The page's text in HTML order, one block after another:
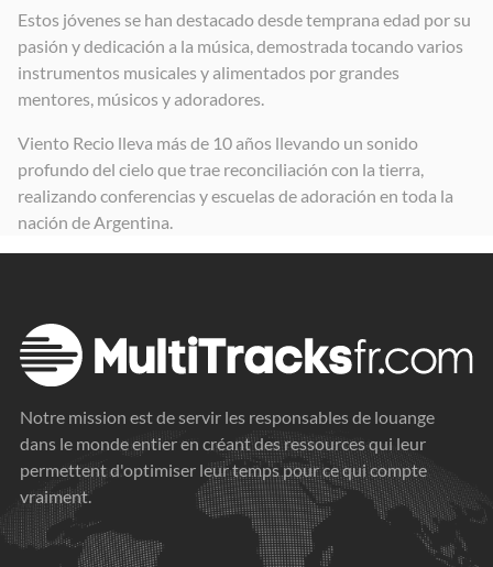
Estos jóvenes se han destacado desde temprana edad por su
pasión y dedicación a la música, demostrada tocando varios
instrumentos musicales y alimentados por grandes
mentores, músicos y adoradores.
Viento Recio lleva más de 10 años llevando un sonido
profundo del cielo que trae reconciliación con la tierra,
realizando conferencias y escuelas de adoración en toda la
nación de Argentina.
Notre mission est de servir les responsables de louange
dans le monde entier en créant des ressources qui leur
permettent d'optimiser leur temps pour ce qui compte
vraiment.